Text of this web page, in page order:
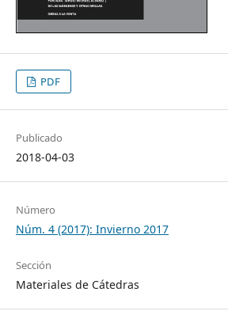
PDF
Publicado
2018-04-03
Número
Núm. 4 (2017): Invierno 2017
Sección
Materiales de Cátedras